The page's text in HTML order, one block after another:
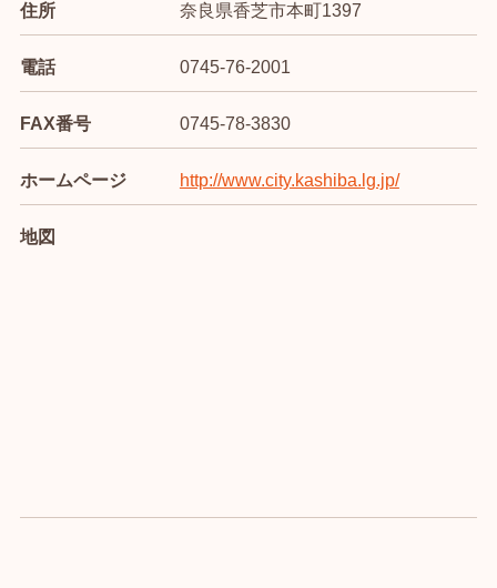
住所 奈良県香芝市本町1397
電話 0745-76-2001
FAX番号 0745-78-3830
ホームページ http://www.city.kashiba.lg.jp/
地図